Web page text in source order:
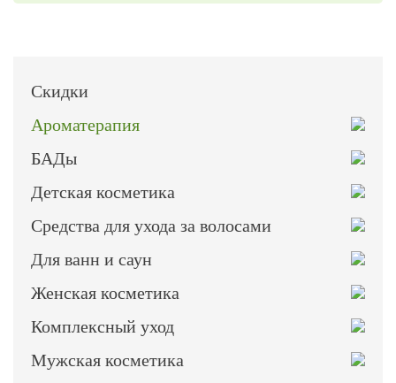
Скидки
Ароматерапия
БАДы
Детская косметика
Средства для ухода за волосами
Для ванн и саун
Женская косметика
Комплексный уход
Мужская косметика